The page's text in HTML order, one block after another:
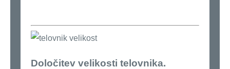
Določitev velikosti telovnika.